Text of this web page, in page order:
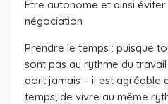
Être autonome et ainsi
négociation
Prendre le temps : puisque
sont pas au rythme du
dort jamais – il est agréable
temps, de vivre au même